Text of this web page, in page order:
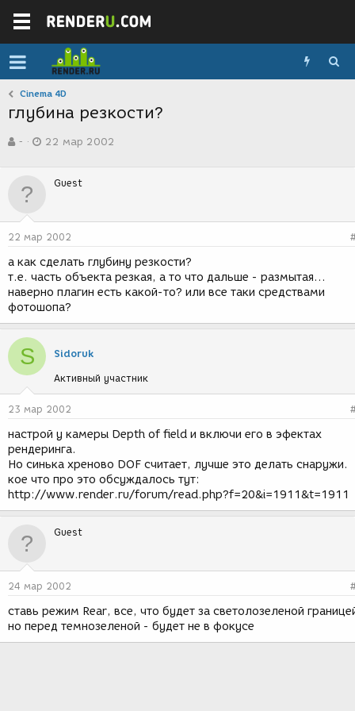
Cinema 4D
глубина резкости?
в
р
м
-
а
д
н
и
я
22 мар 2002
Guest
22 мар 2002
а как сделать глубину резкости?
т.е. часть объекта резкая, а то что дальше - размытая...
наверно плагин есть какой-то? или все таки средствами
фотошопа?
S Sidoruk
Активный участник
23 мар 2002
настрой у камеры Depth of field и включи его в эфектах
рендеринга.
Но синька хреново DOF считает, лучше это делать снаружи.
кое что про это обсуждалось тут:
http://www.render.ru/forum/read.php?f=20&i=1911&t=1911
Guest
24 мар 2002
ставь режим Rear, все, что будет за светолозеленой
но перед темнозеленой - будет не в фокусе